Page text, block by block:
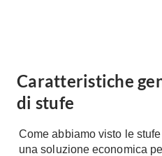
Soggiorno
Mobili Soggiorno
Librerie
Vetrine
Caratteristiche
di stufe
Come abbiamo visto le
una soluzione economica